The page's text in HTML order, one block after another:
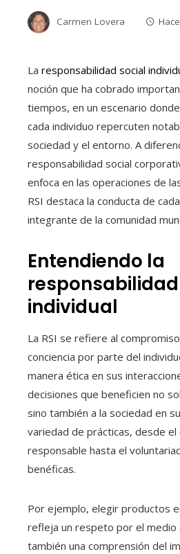
Carmen Lovera
La responsabilidad social
noción que ha cobrado
tiempos, en un escenario
cada individuo repercuten
sociedad y el entorno. A
responsabilidad social
enfoca en las operaciones de
RSI destaca la conducta de
integrante de la comunidad
Entendiendo la
individual
La RSI se refiere al
conciencia por parte del
manera ética en sus
decisiones que beneficien no
sino también a la sociedad en
variedad de prácticas, desde el
responsable hasta el
benéficas.
Por ejemplo, elegir productos
refleja un respeto por el medio
también una comprensión del